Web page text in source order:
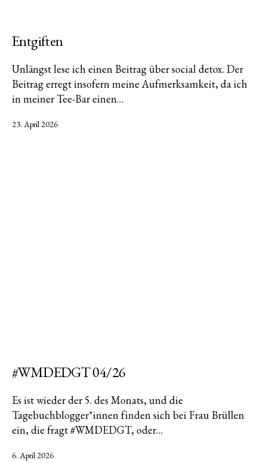
Entgiften
Unlängst lese ich einen Beitrag über social detox. Der
Beitrag erregt insofern meine Aufmerksamkeit, da ich
in meiner Tee-Bar einen…
Veröffentlicht
23. April 2026
#WMDEDGT 04/26
Es ist wieder der 5. des Monats, und die
Tagebuchblogger*innen finden sich bei Frau Brüllen
ein, die fragt #WMDEDGT, oder…
Veröffentlicht
6. April 2026